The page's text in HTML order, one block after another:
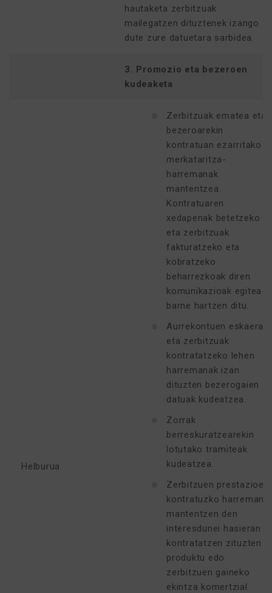
hautaketa zerbitzuak
mailegatzen dituztenek izango
dute zure datuetara sarbidea.
3. Promozio eta bezeroen
kudeaketa
Helburua
Zerbitzuak ematea eta
bezeroarekin
kontratuan ezarritako
merkataritza-
harremanak
mantentzea.
Kontratuaren
xedapenak betetzeko
eta zerbitzuak
fakturatzeko eta
kobratzeko
beharrezkoak diren
komunikazioak egitea
barne hartzen ditu.
Aurrekontuen eskaerak
eta zerbitzuak
kontratatzeko lehen
harremanak izan
dituzten bezerogaien
datuak kudeatzea.
Zorrak
berreskuratzearekin
lotutako tramiteak
kudeatzea.
Zerbitzuen prestazioen
kontratuzko harremana
mantentzen den
interesdunei hasieran
kontratatzen zituzten
produktu edo
zerbitzuen gaineko
ekintza komertzial